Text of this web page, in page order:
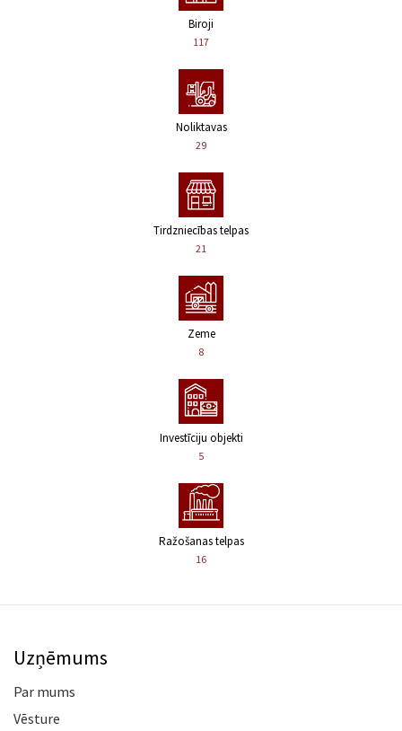
Biroji
117
Noliktavas
29
Tirdzniecības telpas
21
Zeme
8
Investīciju objekti
5
Ražošanas telpas
16
Uzņēmums
Par mums
Vēsture